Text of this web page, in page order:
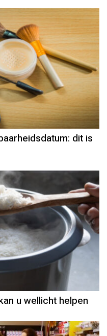
dit is
u wellicht helpen